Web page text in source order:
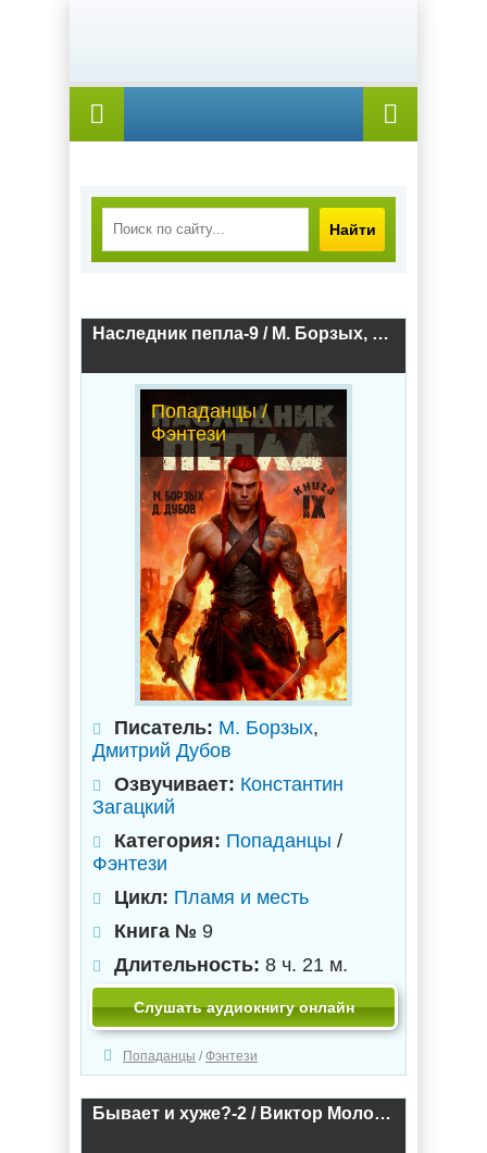
Найти
Наследник пепла-9 / М. Борзых, Дмитрий Дубов (9)
Попаданцы /
Фэнтези
Писатель: М. Борзых,
Дмитрий Дубов
Озвучивает: Константин
Загацкий
Категория: Попаданцы /
Фэнтези
Цикл: Пламя и месть
Книга № 9
Длительность: 8 ч. 21 м.
Слушать аудиокнигу онлайн
Попаданцы / Фэнтези
Бывает и хуже?-2 / Виктор Молотов, Игорь Алмазов (2)